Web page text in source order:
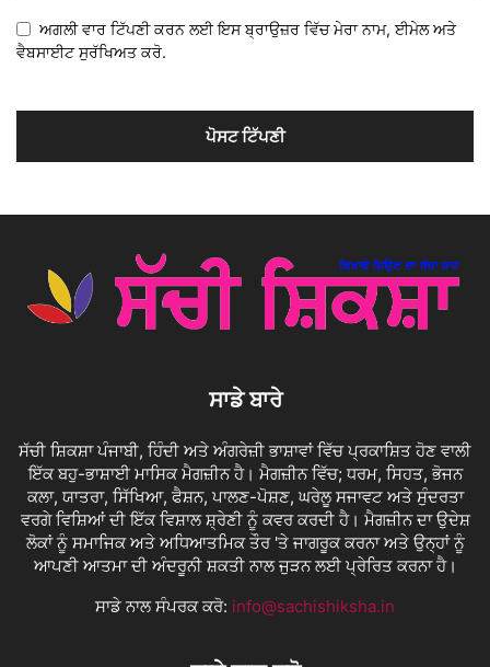
ਅਗਲੀ ਵਾਰ ਟਿੱਪਣੀ ਕਰਨ ਲਈ ਇਸ ਬ੍ਰਾਉਜ਼ਰ ਵਿੱਚ ਮੇਰਾ ਨਾਮ, ਈਮੇਲ ਅਤੇ
ਵੈਬਸਾਈਟ ਸੁਰੱਖਿਅਤ ਕਰੋ.
ਸਾਡੇ ਬਾਰੇ
ਸੱਚੀ ਸ਼ਿਕਸ਼ਾ ਪੰਜਾਬੀ, ਹਿੰਦੀ ਅਤੇ ਅੰਗਰੇਜ਼ੀ ਭਾਸ਼ਾਵਾਂ ਵਿੱਚ ਪ੍ਰਕਾਸ਼ਿਤ ਹੋਣ ਵਾਲੀ
ਇੱਕ ਬਹੁ-ਭਾਸ਼ਾਈ ਮਾਸਿਕ ਮੈਗਜ਼ੀਨ ਹੈ। ਮੈਗਜ਼ੀਨ ਵਿੱਚ; ਧਰਮ, ਸਿਹਤ, ਭੋਜਨ
ਕਲਾ, ਯਾਤਰਾ, ਸਿੱਖਿਆ, ਫੈਸ਼ਨ, ਪਾਲਣ-ਪੋਸ਼ਣ, ਘਰੇਲੂ ਸਜਾਵਟ ਅਤੇ ਸੁੰਦਰਤਾ
ਵਰਗੇ ਵਿਸ਼ਿਆਂ ਦੀ ਇੱਕ ਵਿਸ਼ਾਲ ਸ਼੍ਰੇਣੀ ਨੂੰ ਕਵਰ ਕਰਦੀ ਹੈ। ਮੈਗਜ਼ੀਨ ਦਾ ਉਦੇਸ਼
ਲੋਕਾਂ ਨੂੰ ਸਮਾਜਿਕ ਅਤੇ ਅਧਿਆਤਮਿਕ ਤੌਰ 'ਤੇ ਜਾਗਰੂਕ ਕਰਨਾ ਅਤੇ ਉਨ੍ਹਾਂ ਨੂੰ
ਆਪਣੀ ਆਤਮਾ ਦੀ ਅੰਦਰੂਨੀ ਸ਼ਕਤੀ ਨਾਲ ਜੁੜਨ ਲਈ ਪ੍ਰੇਰਿਤ ਕਰਨਾ ਹੈ।
ਸਾਡੇ ਨਾਲ ਸੰਪਰਕ ਕਰੋ: info@sachishiksha.in